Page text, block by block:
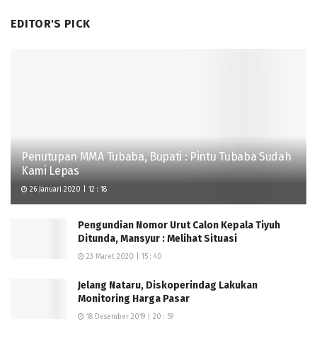
EDITOR'S PICK
Penutupan MMA Tubaba, Bupati : Pintu Tubaba Sudah
Kami Lepas
26 Januari 2020 | 12 : 18
Pengundian Nomor Urut Calon Kepala Tiyuh
Ditunda, Mansyur : Melihat Situasi
23 Maret 2020 | 15 : 40
Jelang Nataru, Diskoperindag Lakukan
Monitoring Harga Pasar
18 Desember 2019 | 20 : 59